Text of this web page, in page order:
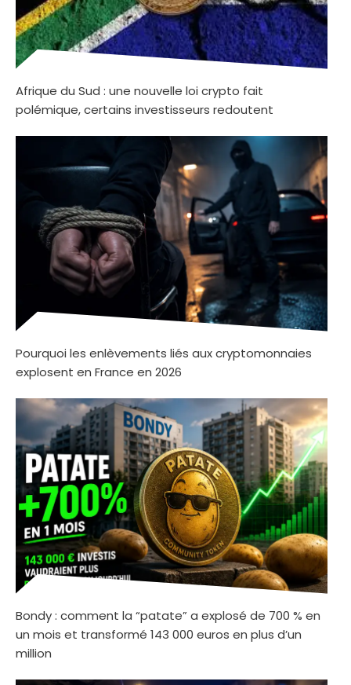
Afrique du Sud : une nouvelle loi crypto fait
polémique, certains investisseurs redoutent
Pourquoi les enlèvements liés aux cryptomonnaies
explosent en France en 2026
Bondy : comment la “patate” a explosé de 700 % en
un mois et transformé 143 000 euros en plus d’un
million